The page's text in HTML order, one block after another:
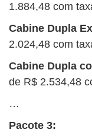
1.884,48 com
Cabine Dupla
2.024,48 com
Cabine Dupla
de R$ 2.534,48
…
Pacote 3: